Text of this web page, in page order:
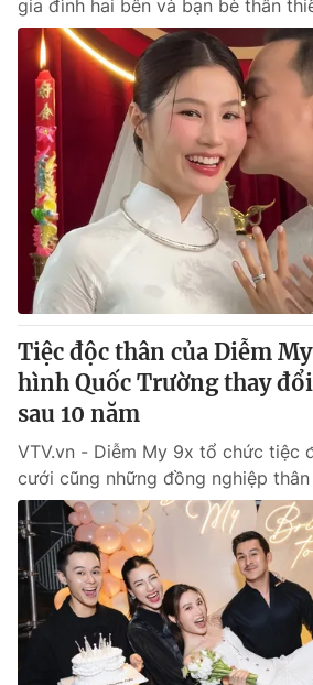
Email:
Liên hệ quảng cáo:
024-7300.7108
® Cấm sao chép dưới mọi hình thức nếu
thuận bằng văn bản. Ghi rõ nguồn
thông tin từ website này.
gia đình hai bên và bạn bè thân
Tiệc độc thân của Diễm
hình Quốc Trường thay
sau 10 năm
VTV.vn - Diễm My 9x tổ chức tiệc
cưới cũng những đồng nghiệp